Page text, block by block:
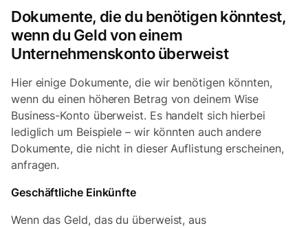
Dokumente, die du benötigen könntest,
wenn du Geld von einem
Unternehmenskonto überweist
Hier einige Dokumente, die wir benötigen könnten,
wenn du einen höheren Betrag von deinem Wise
Business-Konto überweist. Es handelt sich hierbei
lediglich um Beispiele – wir könnten auch andere
Dokumente, die nicht in dieser Auflistung erscheinen,
anfragen.
Geschäftliche Einkünfte
Wenn das Geld, das du überweist, aus